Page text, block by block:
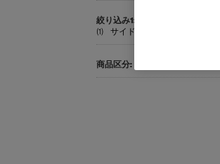
(1)
サイドテーブル(3)